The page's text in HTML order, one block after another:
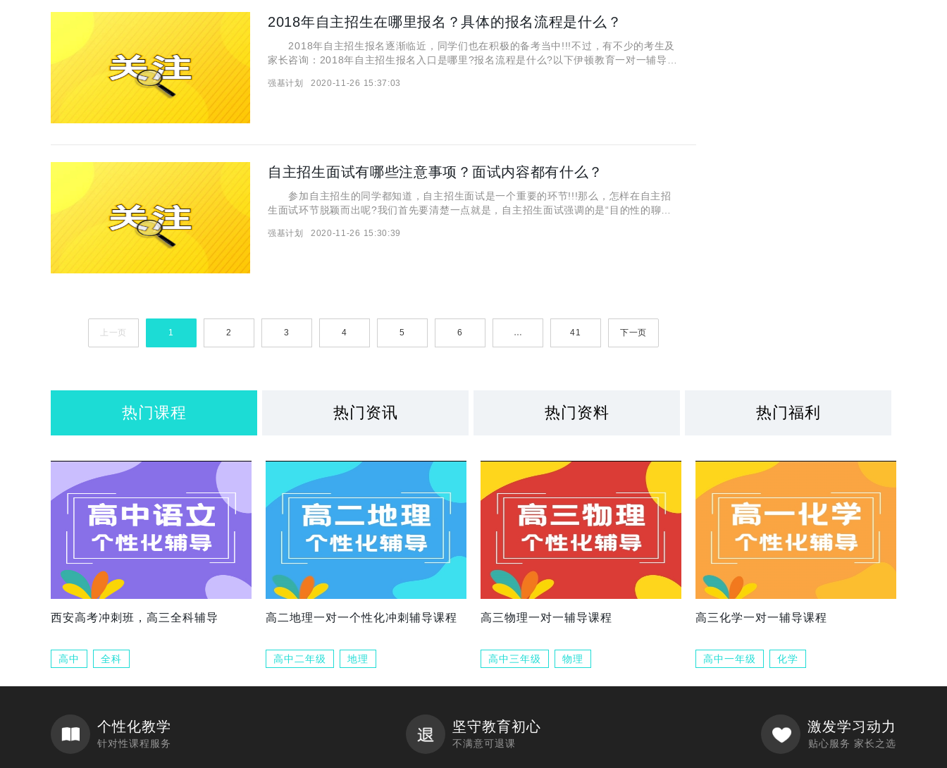
2018年自主招生在哪里报名？具体的报名流程是什么？
2018年自主招生报名逐渐临近，同学们也在积极的备考当中!!!不过，有不少的考生及
家长咨询：2018年自主招生报名入口是哪里?报名流程是什么?以下伊顿教育一对一辅导小
图仅供参考，请按照高校
强基计划 2020-11-26 15:37:03
自主招生面试有哪些注意事项？面试内容都有什么？
参加自主招生的同学都知道，自主招生面试是一个重要的环节!!!那么，怎样在自主招
生面试环节脱颖而出呢?我们首先要清楚一点就是，自主招生面试强调的是“目的性的聊
考官：拒绝人情关系 参加
强基计划 2020-11-26 15:30:39
上一页 1 2 3 4 5 6 … 41 下一页
热门课程 热门资讯 热门资料 热门福利
西安高考冲刺班，高三全科辅导
高中 全科
高二地理一对一个性化冲刺辅导课程
高中二年级 地理
高三物理一对一辅导课程
高中三年级 物理
高三化学一对一辅导课程
高中一年级 化学
个性化教学
针对性课程服务
坚守教育初心
不满意可退课
激发学习动力
贴心服务 家长之选